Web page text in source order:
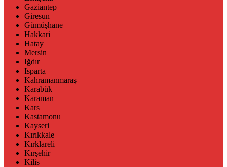
Gaziantep
Giresun
Gümüşhane
Hakkari
Hatay
Mersin
Iğdır
Isparta
Kahramanmaraş
Karabük
Karaman
Kars
Kastamonu
Kayseri
Kırıkkale
Kırklareli
Kırşehir
Kilis